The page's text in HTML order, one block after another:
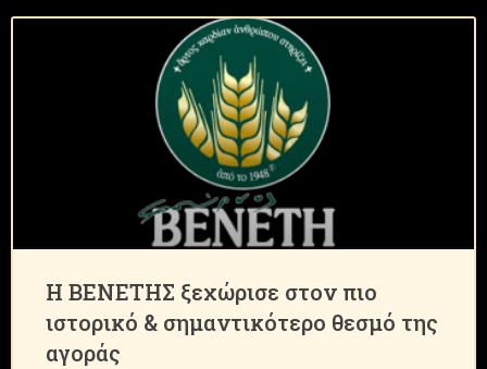
H BENETHΣ ξεχώρισε στον πιο
ιστορικό & σημαντικότερο θεσμό της
αγοράς